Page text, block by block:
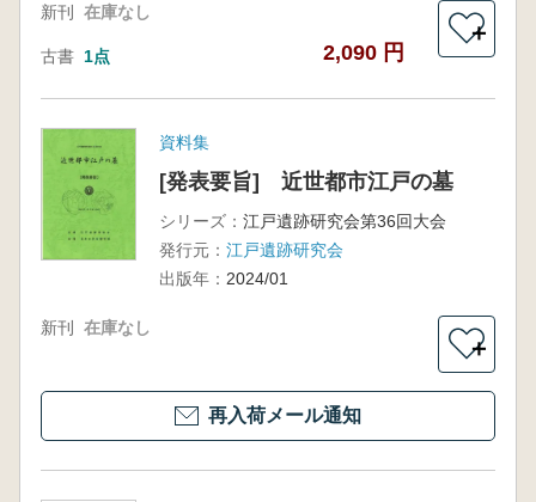
新刊 在庫なし
古書 1点 2,090 円
＋
資料集
[発表要旨] 近世都市江戸の墓
シリーズ： 江戸遺跡研究会第36回大会
発行元： 江戸遺跡研究会
出版年： 2024/01
新刊 在庫なし
＋
再入荷メール通知